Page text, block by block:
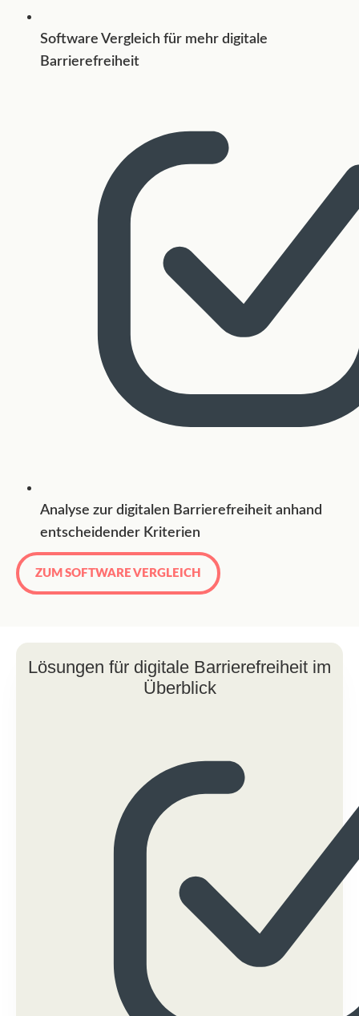
Software Vergleich für mehr digitale
Barrierefreiheit
Analyse zur digitalen Barrierefreiheit anhand
entscheidender Kriterien
ZUM SOFTWARE VERGLEICH
Lösungen für digitale Barrierefreiheit im
Überblick